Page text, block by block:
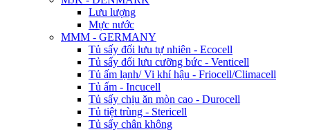
Lưu lượng
Mực nước
MMM - GERMANY
Tủ sấy đối lưu tự nhiên - Ecocell
Tủ sấy đối lưu cưỡng bức - Venticell
Tủ ấm lạnh/ Vi khí hậu - Friocell/Climacell
Tủ ấm - Incucell
Tủ sấy chịu ăn mòn cao - Durocell
Tủ tiệt trùng - Stericell
Tủ sấy chân không